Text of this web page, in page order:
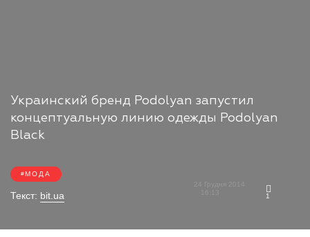
Украинский бренд Podolyan запустил
концептуальную линию одежды Podolyan
Black
МОДА
Текст: bit.ua
24 Грудня 2014
1